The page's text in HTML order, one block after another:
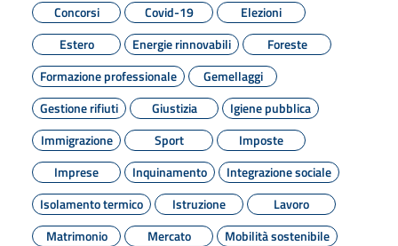
Concorsi
Covid-19
Elezioni
Estero
Energie rinnovabili
Foreste
Formazione professionale
Gemellaggi
Gestione rifiuti
Giustizia
Igiene pubblica
Immigrazione
Sport
Imposte
Imprese
Inquinamento
Integrazione sociale
Isolamento termico
Istruzione
Lavoro
Matrimonio
Mercato
Mobilità sostenibile